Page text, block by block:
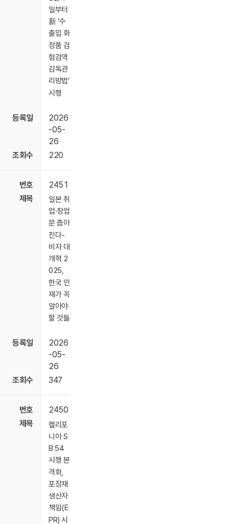
일부터
新 ‘수
출입 화
장품 검
험검역
감독관
리방법’
시행
2026
-05-
26
220
2451
일본 취
업·창업
문 좁아
진다-
비자 대
개혁 2
025,
한국 인
재가 꼭
알아야
할 것들
2026
-05-
26
347
2450
캘리포
니아 S
B 54
시행 본
격화,
포장재
생산자
책임(E
PR) 시